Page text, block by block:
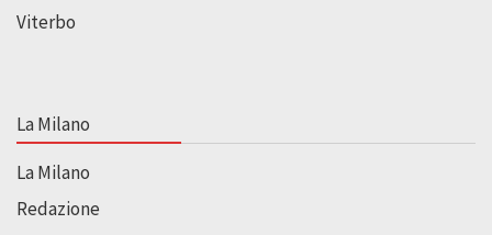
Viterbo
La Milano
La Milano
Redazione